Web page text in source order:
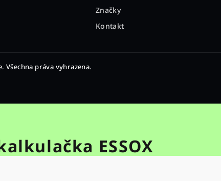
Značky
Kontakt
Všechna práva vyhrazena.
ESSOX